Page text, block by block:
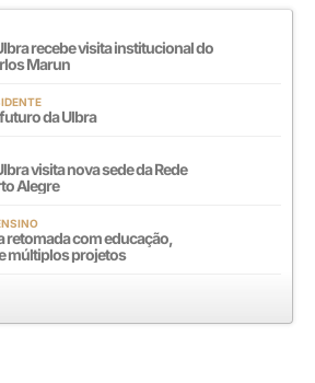
recebe visita institucional do
Marun
da Ulbra
visita nova sede da Rede
Alegre
retomada com educação,
múltiplos projetos